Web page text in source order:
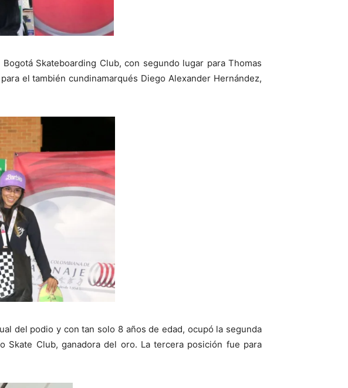
Skateboarding Club, con segundo lugar para Thomas
el también cundinamarqués Diego Alexander Hernández,
del podio y con tan solo 8 años de edad, ocupó la segunda
Skate Club, ganadora del oro. La tercera posición fue para